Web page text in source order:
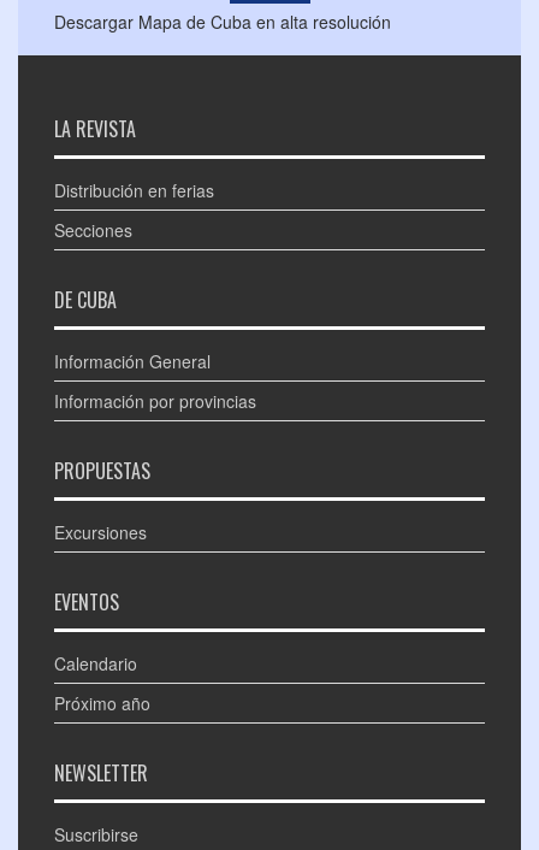
Descargar Mapa de Cuba en alta resolución
LA REVISTA
Distribución en ferias
Secciones
DE CUBA
Información General
Información por provincias
PROPUESTAS
Excursiones
EVENTOS
Calendario
Próximo año
NEWSLETTER
Suscribirse